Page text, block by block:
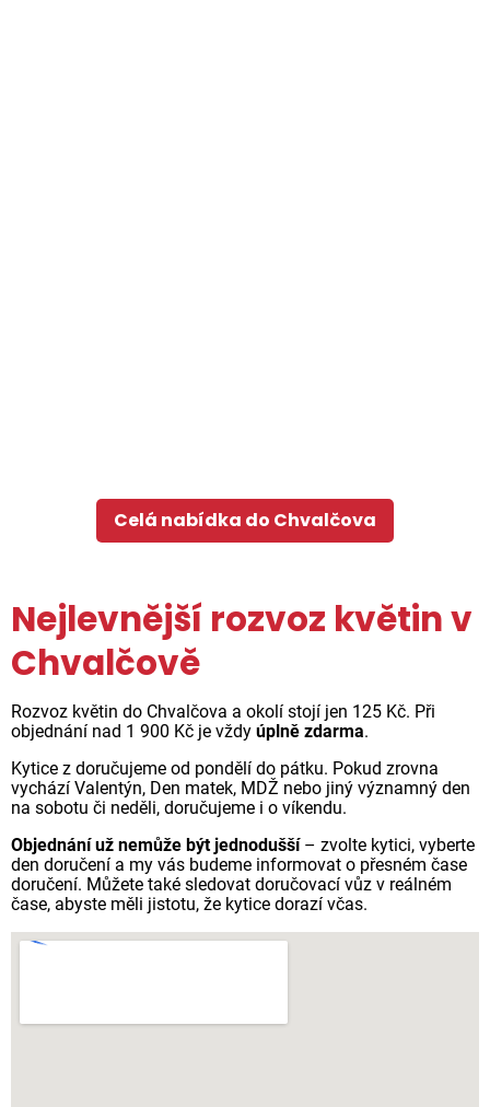
Celá nabídka do Chvalčova
Nejlevnější rozvoz květin v
Chvalčově
Rozvoz květin do Chvalčova a okolí stojí jen 125 Kč. Při
objednání nad 1 900 Kč je vždy úplně zdarma.
Kytice z doručujeme od pondělí do pátku. Pokud zrovna
vychází Valentýn, Den matek, MDŽ nebo jiný významný den
na sobotu či neděli, doručujeme i o víkendu.
Objednání už nemůže být jednodušší– zvolte kytici, vyberte
den doručení a my vás budeme informovat o přesném čase
doručení. Můžete také sledovat doručovací vůz v reálném
čase, abyste měli jistotu, že kytice dorazí včas.